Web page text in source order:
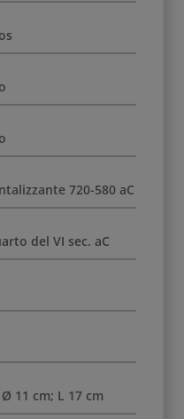
720-580 aC
del VI sec. aC
11 cm; L 17 cm